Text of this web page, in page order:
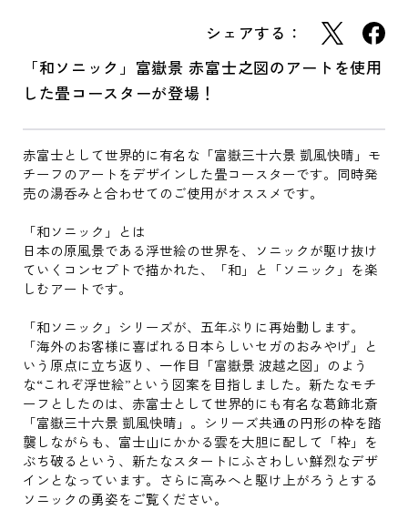
シェアする：
「和ソニック」富嶽景 赤富士之図のアートを使用
した畳コースターが登場！
赤富士として世界的に有名な「富嶽三十六景 凱風快晴」モ
チーフのアートをデザインした畳コースターです。同時発
売の湯呑みと合わせてのご使用がオススメです。
「和ソニック」とは
日本の原風景である浮世絵の世界を、ソニックが駆け抜け
ていくコンセプトで描かれた、「和」と「ソニック」を楽
しむアートです。
「和ソニック」シリーズが、五年ぶりに再始動します。
「海外のお客様に喜ばれる日本らしいセガのおみやげ」と
いう原点に立ち返り、一作目「富嶽景 波越之図」のよう
な“これぞ浮世絵”という図案を目指しました。新たなモチ
ーフとしたのは、赤富士として世界的にも有名な葛飾北斎
「富嶽三十六景 凱風快晴」。シリーズ共通の円形の枠を踏
襲しながらも、富士山にかかる雲を大胆に配して「枠」を
ぶち破るという、新たなスタートにふさわしい鮮烈なデザ
インとなっています。さらに高みへと駆け上がろうとする
ソニックの勇姿をご覧ください。